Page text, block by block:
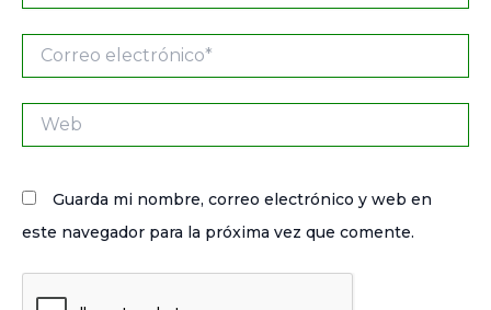
Correo
electrónico*
Web
Guarda mi nombre, correo electrónico y web en
este navegador para la próxima vez que comente.